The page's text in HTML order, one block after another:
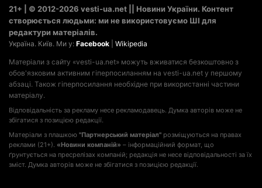
21+ | © 2012-2026 vesti-ua.net || Новини України. Контент
створюється людьми: ми не використовуємо ШІ для
редактури матеріалів.
Україна. Київ. Ми у: Facebook Wikipedia
Матеріали з сайту «vesti-ua.net» можуть вживатися безкоштовно з
обов'язковим активним гіперпосиланням на vesti-ua.net у першому
абзаці. Також гіперпосилання необхідне при використанні частини
матеріалу.
Відповідальність за рекламу несе рекламодавець. Думка авторів може не
збігатися з позицією редакції.
Матеріали з плашкою "Партнерський матеріал" розміщуються на правах
реклами (21+). «Новини компаній» – інформаційний формат, що
ґрунтується на пресрелізах компаній; редакція не несе відповідальності за їх
зміст. Думка авторів може не збігатися з позицією редакції.